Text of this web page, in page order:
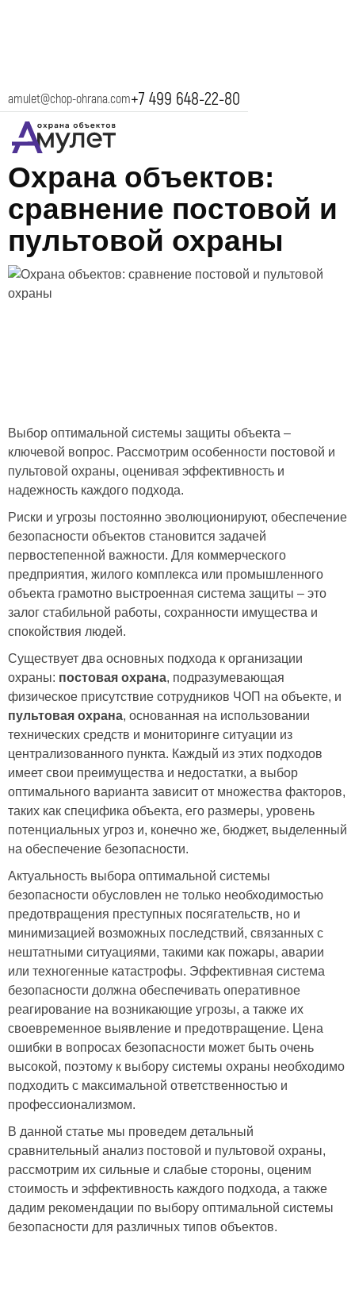
amulet@chop-ohrana.com+7 499 648-22-80
31 марта 2025
Охрана объектов:
сравнение постовой и
пультовой охраны
Выбор оптимальной системы защиты объекта –
ключевой вопрос. Рассмотрим особенности постовой и
пультовой охраны, оценивая эффективность и
надежность каждого подхода.
Риски и угрозы постоянно эволюционируют, обеспечение
безопасности объектов становится задачей
первостепенной важности. Для коммерческого
предприятия, жилого комплекса или промышленного
объекта грамотно выстроенная система защиты – это
залог стабильной работы, сохранности имущества и
спокойствия людей.
Существует два основных подхода к организации
охраны: постовая охрана, подразумевающая
физическое присутствие сотрудников ЧОП на объекте, и
пультовая охрана, основанная на использовании
технических средств и мониторинге ситуации из
централизованного пункта. Каждый из этих подходов
имеет свои преимущества и недостатки, а выбор
оптимального варианта зависит от множества факторов,
таких как специфика объекта, его размеры, уровень
потенциальных угроз и, конечно же, бюджет, выделенный
на обеспечение безопасности.
Актуальность выбора оптимальной системы
безопасности обусловлен не только необходимостью
предотвращения преступных посягательств, но и
минимизацией возможных последствий, связанных с
нештатными ситуациями, такими как пожары, аварии
или техногенные катастрофы. Эффективная система
безопасности должна обеспечивать оперативное
реагирование на возникающие угрозы, а также их
своевременное выявление и предотвращение. Цена
ошибки в вопросах безопасности может быть очень
высокой, поэтому к выбору системы охраны необходимо
подходить с максимальной ответственностью и
профессионализмом.
В данной статье мы проведем детальный
сравнительный анализ постовой и пультовой охраны,
рассмотрим их сильные и слабые стороны, оценим
стоимость и эффективность каждого подхода, а также
дадим рекомендации по выбору оптимальной системы
безопасности для различных типов объектов.